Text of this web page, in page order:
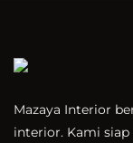
Mazaya Interior
interior. Kami